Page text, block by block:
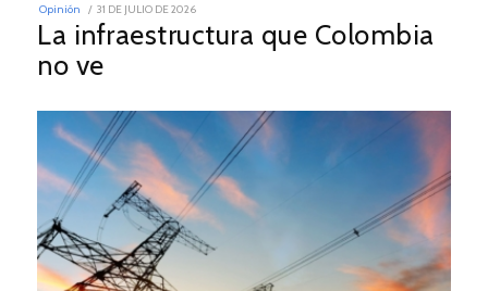
Opinión
POSTED
ON
31 DE JULIO DE 2026
DE
JULIO
La infraestructura que Colombia
no ve